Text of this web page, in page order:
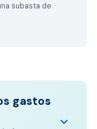
subasta de
gastos
keyboard_arrow_down